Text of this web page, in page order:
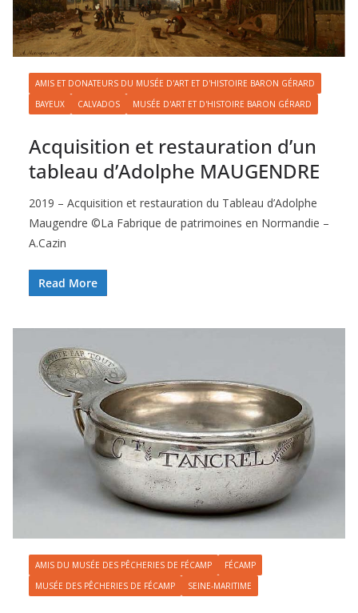
AMIS ET DONATEURS DU MUSÉE D'ART ET D'HISTOIRE BARON GÉRARD
BAYEUX
CALVADOS MUSÉE D'ART ET D'HISTOIRE BARON GÉRARD
Acquisition et restauration d’un
tableau d’Adolphe MAUGENDRE
2019 – Acquisition et restauration du Tableau d’Adolphe
Maugendre ©La Fabrique de patrimoines en Normandie –
A.Cazin
Read More
AMIS DU MUSÉE DES PÊCHERIES DE FÉCAMP
FÉCAMP
MUSÉE DES PÊCHERIES DE FÉCAMP
SEINE-MARITIME